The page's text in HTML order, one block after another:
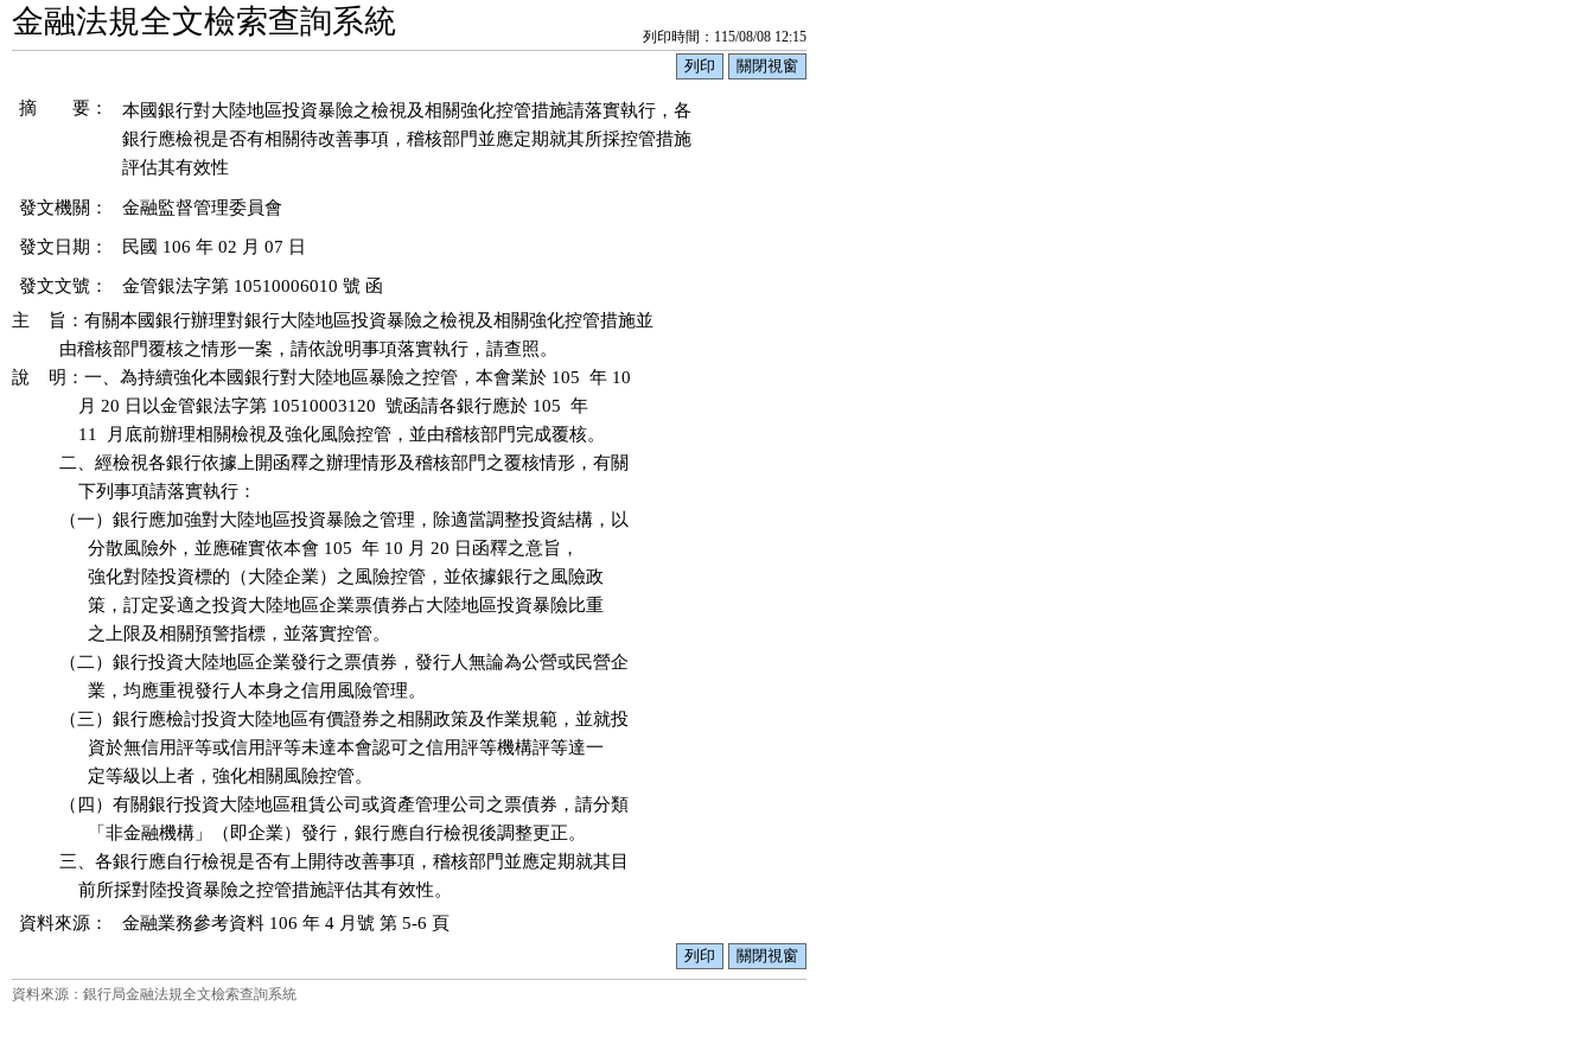
金融法規全文檢索查詢系統 列印時間：115/08/08 12:15
摘 要：
本國銀行對大陸地區投資暴險之檢視及相關強化控管措施請落實執行，各
銀行應檢視是否有相關待改善事項，稽核部門並應定期就其所採控管措施
發文機關： 金融監督管理委員會
發文日期： 民國 106 年 02 月 07 日
發文文號：
金管銀法字第 10510006010 號 函
主    旨：有關本國銀行辦理對銀行大陸地區投資暴險之檢視及相關強化控管措施並
          由稽核部門覆核之情形一案，請依說明事項落實執行，請查照。
說    明：一、為持續強化本國銀行對大陸地區暴險之控管，本會業於 105  年 10
              月 20 日以金管銀法字第 10510003120  號函請各銀行應於 105  年
              11  月底前辦理相關檢視及強化風險控管，並由稽核部門完成覆核。
          二、經檢視各銀行依據上開函釋之辦理情形及稽核部門之覆核情形，有關
              下列事項請落實執行：
          （一）銀行應加強對大陸地區投資暴險之管理，除適當調整投資結構，以
                分散風險外，並應確實依本會 105  年 10 月 20 日函釋之意旨，
                強化對陸投資標的（大陸企業）之風險控管，並依據銀行之風險政
                策，訂定妥適之投資大陸地區企業票債券占大陸地區投資暴險比重
                之上限及相關預警指標，並落實控管。
          （二）銀行投資大陸地區企業發行之票債券，發行人無論為公營或民營企
                業，均應重視發行人本身之信用風險管理。
          （三）銀行應檢討投資大陸地區有價證券之相關政策及作業規範，並就投
                資於無信用評等或信用評等未達本會認可之信用評等機構評等達一
                定等級以上者，強化相關風險控管。
          （四）有關銀行投資大陸地區租賃公司或資產管理公司之票債券，請分類
                「非金融機構」（即企業）發行，銀行應自行檢視後調整更正。
          三、各銀行應自行檢視是否有上開待改善事項，稽核部門並應定期就其目
資料來源：
金融業務參考資料 106 年 4 月號 第 5-6 頁
資料來源：銀行局金融法規全文檢索查詢系統